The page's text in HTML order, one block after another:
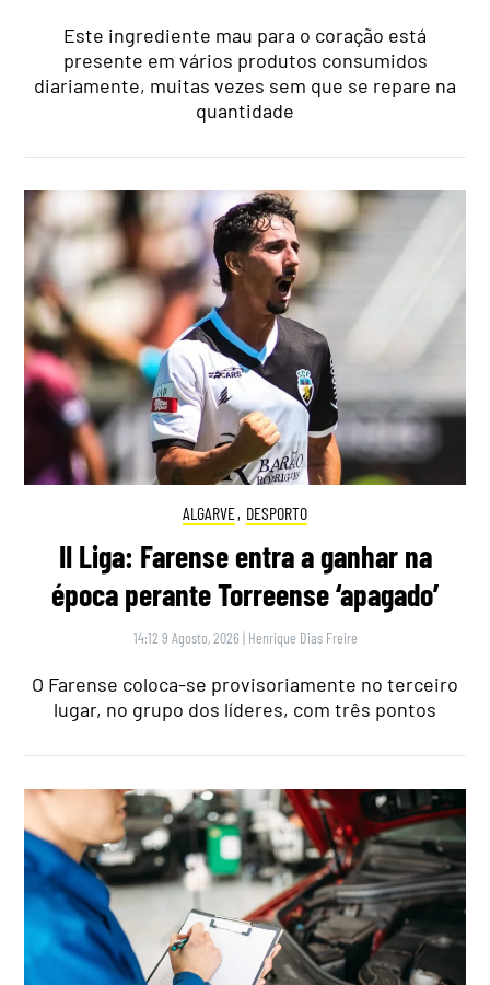
Este ingrediente mau para o coração está
presente em vários produtos consumidos
diariamente, muitas vezes sem que se repare na
quantidade
ALGARVE, DESPORTO
II Liga: Farense entra a ganhar na
época perante Torreense ‘apagado’
14:12 9 Agosto, 2026 | Henrique Dias Freire
O Farense coloca-se provisoriamente no terceiro
lugar, no grupo dos líderes, com três pontos